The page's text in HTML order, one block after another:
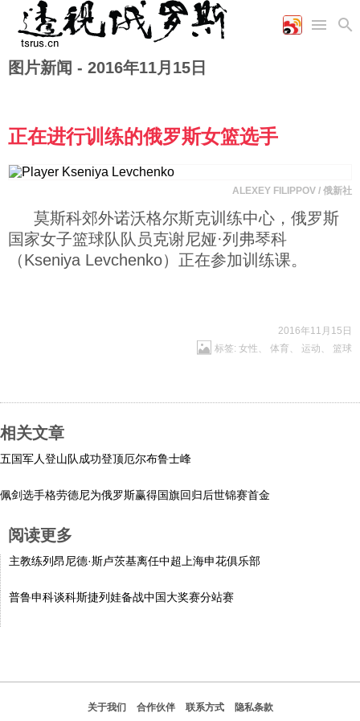
首页
国际
时政
军事
陆军
工业
农业
社会
文化
美食
历史
体育
漫画
图表
图片新闻 - 2016年11月15日
正在进行训练的俄罗斯女篮选手
ALEXEY FILIPPOV / 俄新社
莫斯科郊外诺沃格尔斯克训练中心，俄罗斯
国家女子篮球队队员克谢尼娅·列弗琴科
（Kseniya Levchenko）正在参加训练课。
2016年11月15日
标签: 女性 、 体育 、 运动 、 篮球
相关文章
五国军人登山队成功登顶厄尔布鲁士峰
佩剑选手格劳德尼为俄罗斯赢得国旗回归后世锦赛首金
阅读更多
主教练列昂尼德·斯卢茨基离任中超上海申花俱乐部
普鲁申科谈科斯捷列娃备战中国大奖赛分站赛
关于我们 合作伙伴 联系方式 隐私条款